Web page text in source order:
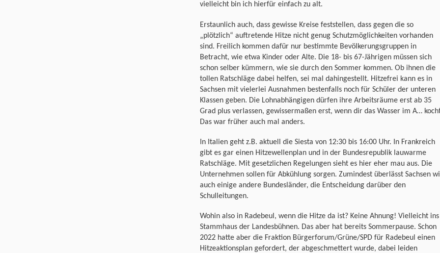
vielleicht bin ich hierfür einfach zu alt.
Erstaunlich auch, dass gewisse Kreise feststellen, dass gegen die so
„plötzlich“ auftretende Hitze nicht genug Schutzmöglichkeiten vorhanden
sind. Freilich kommen dafür nur bestimmte Bevölkerungsgruppen in
Betracht, wie etwa Kinder oder Alte. Die 18- bis 67-Jährigen müssen sich
schon selber kümmern, wie sie durch den Sommer kommen. Ob ihnen die
tollen Ratschläge dabei helfen, sei mal dahingestellt. Hitzefrei kann es in
Sachsen mit vielerlei Ausnahmen bestenfalls noch für Schüler der unteren
Klassen geben. Die Lohnabhängigen dürfen ihre Arbeitsräume erst ab 35
Grad plus verlassen, gewissermaßen erst, wenn dir das Wasser im A…
Das war früher auch mal anders.
In Italien geht z.B. aktuell die Siesta von 12:30 bis 16:00 Uhr. In Frankreich
gibt es gar einen Hitzewellenplan und in der Bundesrepublik lauwarme
Ratschläge. Mit gesetzlichen Regelungen sieht es hier eher mau aus. Die
Unternehmen sollen für Abkühlung sorgen. Zumindest überlässt Sachsen
auch einige andere Bundesländer, die Entscheidung darüber den
Schulleitungen.
Wohin also in Radebeul, wenn die Hitze da ist? Keine Ahnung! Vielleicht ins
Stammhaus der Landesbühnen. Das aber hat bereits Sommerpause. Schon
2022 hatte aber die Fraktion Bürgerforum/Grüne/SPD für Radebeul einen
Hitzeaktionsplan gefordert, der abgeschmettert wurde, dabei leiden